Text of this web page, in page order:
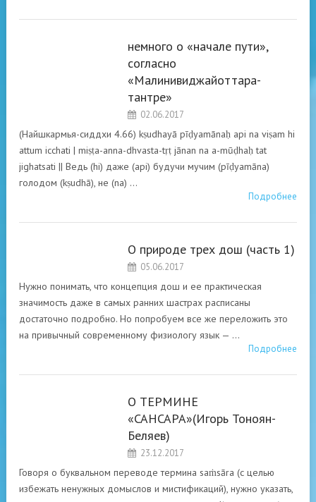
немного о «начале пути»,
согласно
«Малинивиджайоттара-
тантре»
02.06.2017
(Найшкармья-сиддхи 4.66) kṣudhayā pīḍyamānaḥ api na viṣam hi
attum icchati | miṣṭa-anna-dhvasta-tṛṭ jānan na a-mūḍhaḥ tat
jighatsati || Ведь (hi) даже (api) будучи мучим (pīḍyamāna)
голодом (kṣudhā), не (na) …
Подробнее
О природе трех дош (часть 1)
05.06.2017
Нужно понимать, что концепция дош и ее практическая
значимость даже в самых ранних шастрах расписаны
достаточно подробно. Но попробуем все же переложить это
на привычный современному физиологу язык — …
Подробнее
О ТЕРМИНЕ
«САНСАРА»(Игорь Тоноян-
Беляев)
23.12.2017
Говоря о буквальном переводе термина saṁsāra (с целью
избежать ненужных домыслов и мистификаций), нужно указать,